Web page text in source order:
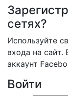
сетях?
Используйте
входа на
аккаунт
Войти